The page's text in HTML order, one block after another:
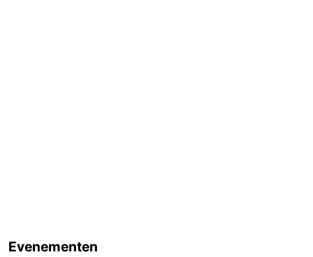
Evenementen